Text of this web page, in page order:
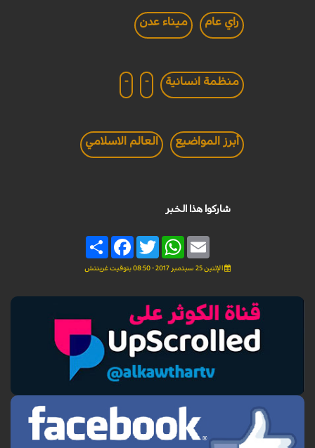
راي عام ميناء عدن
منظمة انسانية -
-
أبرز المواضيع العالم الاسلامي
شاركوا هذا الخبر
Share
FacebookTwitter
WhatsAppEmail
الإثنين 25 سبتمبر 2017 - 08:50 بتوقيت غرينتش